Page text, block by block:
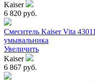
Kaiser
6 820 руб.
Смеситель Kaiser Vita
умывальника
Увеличить
Kaiser
6 867 руб.